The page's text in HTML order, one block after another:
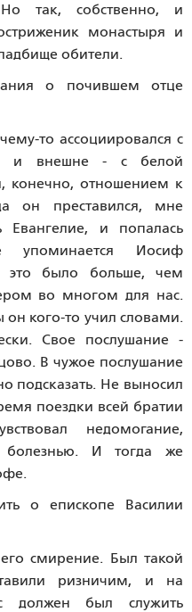
так, собственно, и
монастыря и
обители.
о почившем отце
то ассоциировался с
и внешне - с белой
конечно, отношением к
он преставился, мне
и попалась
Иосиф
это было больше, чем
во многом для нас.
кого-то учил словами.
Свое послушание -
В чужое послушание
подсказать. Не выносил
поездки всей братии
недомогание,
болезнью. И тогда же
о епископе Василии
смирение. Был такой
ризничим, и на
должен был служить